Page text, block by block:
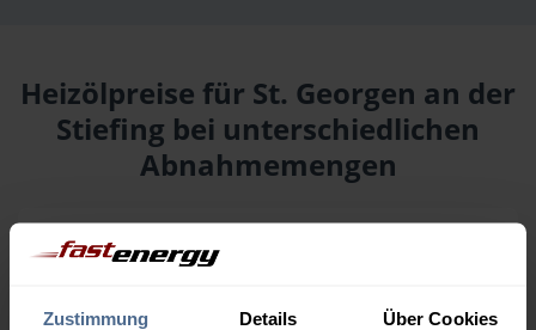
Zustimmung Details Über Cookies
Heizölpreise für St. Georgen an der
Stiefing bei unterschiedlichen
Abnahmemengen
1.000 Liter 0,00 €